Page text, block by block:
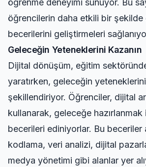
öğrenme deneyimi sunuyor. Bu
öğrencilerin daha etkili bir şekilde
becerilerini geliştirmeleri
Geleceğin Yeteneklerini Kazanın
Dijital dönüşüm, eğitim
yaratırken, geleceğin
şekillendiriyor. Öğrenciler, dijital
kullanarak, geleceğe hazırlanmak
becerileri ediniyorlar. Bu beceriler
kodlama, veri analizi, dijital
medya yönetimi gibi alanlar yer